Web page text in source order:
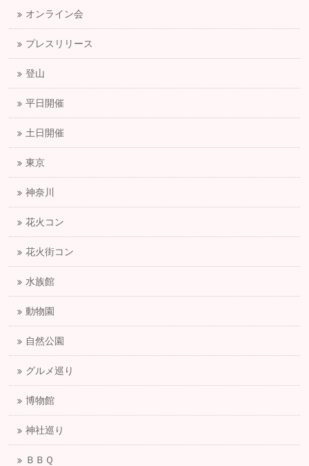
オンライン会
プレスリリース
登山
平日開催
土日開催
東京
神奈川
花火コン
花火街コン
水族館
動物園
自然公園
グルメ巡り
博物館
神社巡り
ＢＢＱ